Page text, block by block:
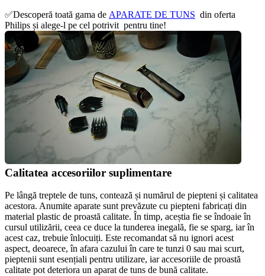
✅Descoperă toată gama de APARATE DE TUNS din oferta
Philips și alege-l pe cel potrivit  pentru tine!
Calitatea accesoriilor suplimentare
Pe lângă treptele de tuns, contează și numărul de piepteni și calitatea
acestora. Anumite aparate sunt prevăzute cu piepteni fabricați din
material plastic de proastă calitate. În timp, aceștia fie se îndoaie în
cursul utilizării, ceea ce duce la tunderea inegală, fie se sparg, iar în
acest caz, trebuie înlocuiți. Este recomandat să nu ignori acest
aspect, deoarece, în afara cazului în care te tunzi 0 sau mai scurt,
pieptenii sunt esențiali pentru utilizare, iar accesoriile de proastă
calitate pot deteriora un aparat de tuns de bună calitate.